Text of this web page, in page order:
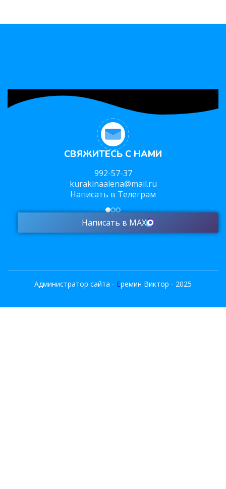
СВЯЖИТЕСЬ С НАМИ
992-57-37
kurakinaalena@mail.ru
Написать в Телеграм
Написать в MAX
Администратор сайта - Eремин Виктор - 2025